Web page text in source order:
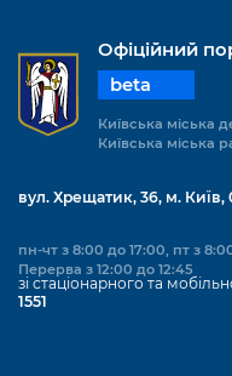
Офіційний
beta
Київська міська
Київська міська
вул. Хрещатик, 36, м. Київ,
пн-чт з 8:00 до 17:00, пт з
Перерва з 12:00 до 12:45
зі стаціонарного та
1551